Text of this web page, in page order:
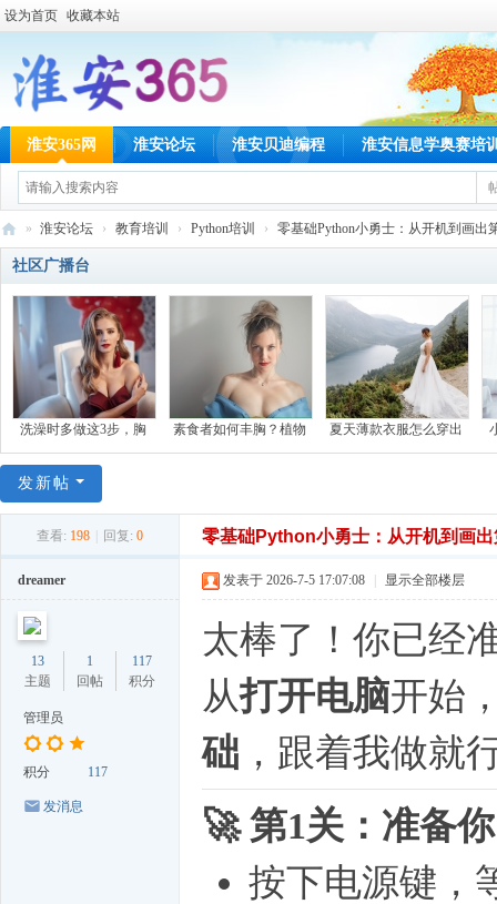
设为首页 收藏本站
淮安365网 淮安论坛 淮安贝迪编程 淮安信息学奥赛培
淮
安
网
» 淮安论坛 › 教育培训 › Python培训 › 零基础Python小勇士：从开机到画出
社区广播台
洗澡时多做这3步，胸 素食者如何丰胸？植物 夏天薄款衣服怎么穿出
发新帖
查看: 198 回复: 0 零基础Python小勇士：从开机到画
dreamer
13
主题
1
回帖
117
积分
管理员
积分 117
发消息
发表于 2026-7-5 17:07:08 显示全部楼层
太棒了！你已经
从打开电脑开始
础 ，跟着我做就
🚀 第1关：准备
按下电源键，